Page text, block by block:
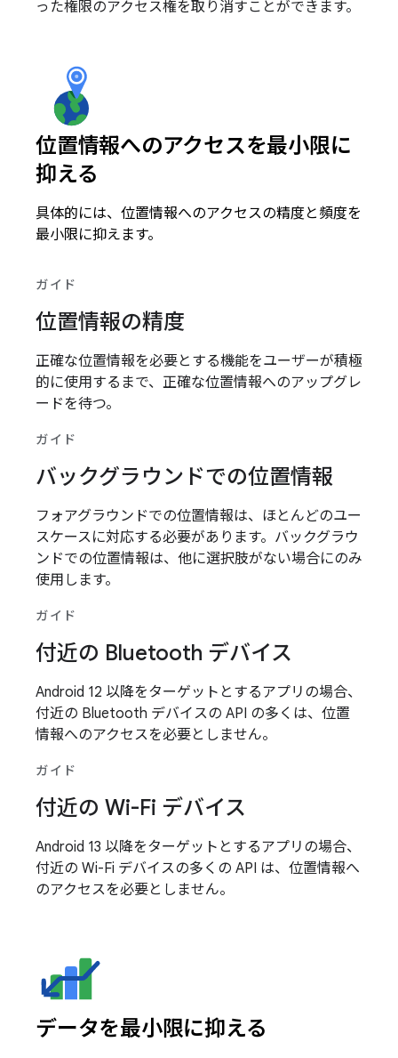
った権限のアクセス権を取り消すことができます。
位置情報へのアクセスを最小限に
抑える
具体的には、位置情報へのアクセスの精度と頻度を
最小限に抑えます。
ガイド
位置情報の精度
正確な位置情報を必要とする機能をユーザーが積極
的に使用するまで、正確な位置情報へのアップグレ
ードを待つ。
ガイド
バックグラウンドでの位置情報
フォアグラウンドでの位置情報は、ほとんどのユー
スケースに対応する必要があります。バックグラウ
ンドでの位置情報は、他に選択肢がない場合にのみ
使用します。
ガイド
付近の Bluetooth デバイス
Android 12 以降をターゲットとするアプリの場合、
付近の Bluetooth デバイスの API の多くは、位置
情報へのアクセスを必要としません。
ガイド
付近の Wi-Fi デバイス
Android 13 以降をターゲットとするアプリの場合、
付近の Wi-Fi デバイスの多くの API は、位置情報へ
のアクセスを必要としません。
データを最小限に抑える